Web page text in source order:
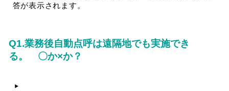
答が表示されます。
Q1.業務後自動点呼は遠隔地でも実施でき
る。 〇か×か？